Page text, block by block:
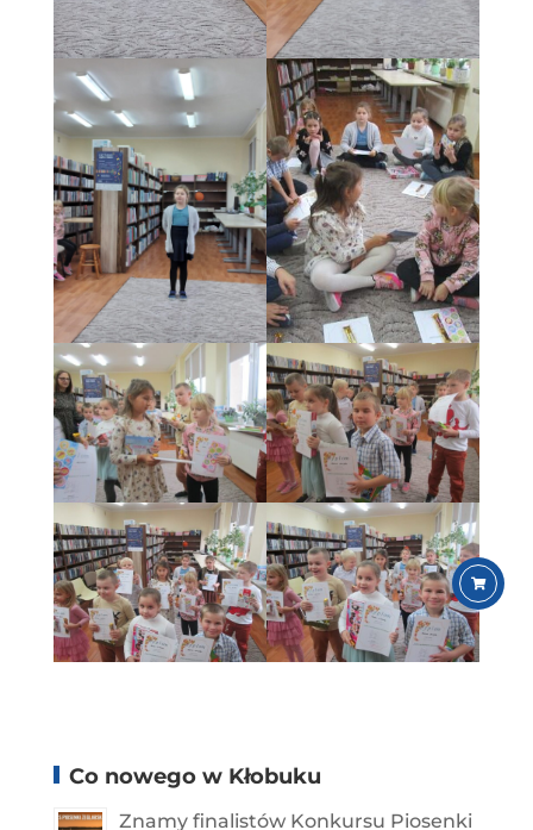
Co nowego w Kłobuku
Znamy finalistów Konkursu Piosenki